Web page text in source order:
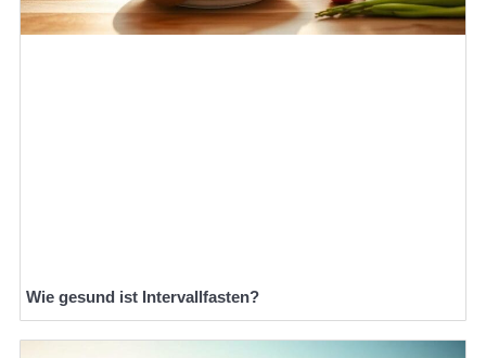
Wie gesund ist Intervallfasten?